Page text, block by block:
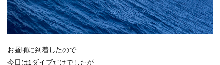
お昼頃に到着したので
今日は1ダイブだけでしたが